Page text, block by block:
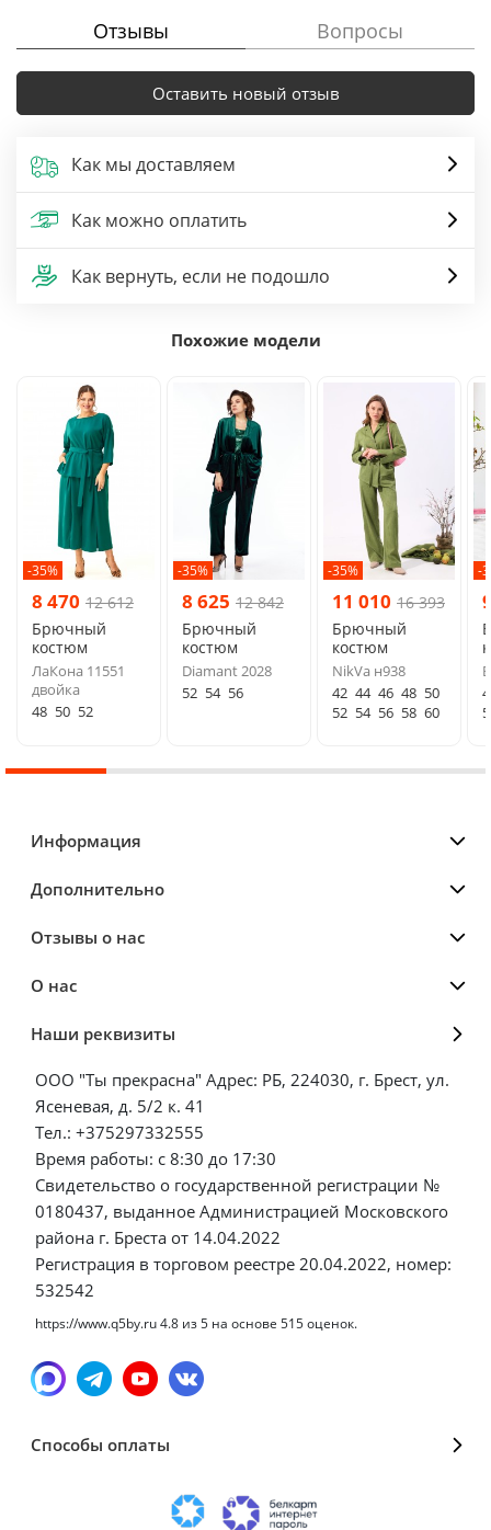
Отзывы Вопросы
Оставить новый отзыв
Как мы доставляем
Как можно оплатить
Как вернуть, если не подошло
Похожие модели
-35%
8 470 12 612
Брючный
костюм
ЛаКона 11551
двойка
48 50 52
-35%
8 625 12 842
Брючный
костюм
Diamant 2028
52 54 56
-35%
11 010 16 393
Брючный
костюм
NikVa н938
42 44 46 48 50
52 54 56 58 60
-
Информация
Дополнительно
Отзывы о нас
О нас
Наши реквизиты
ООО "Ты прекрасна" Адрес: РБ, 224030, г. Брест, ул.
Ясеневая, д. 5/2 к. 41
Тел.: +375297332555
Время работы: с 8:30 до 17:30
Свидетельство о государственной регистрации №
0180437, выданное Администрацией Московского
района г. Бреста от 14.04.2022
Регистрация в торговом реестре 20.04.2022, номер:
532542
https://www.q5by.ru4.8 из5 на основе 515оценок.
Способы оплаты